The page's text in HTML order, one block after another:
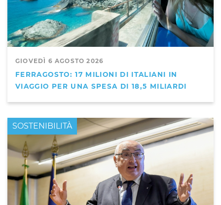
GIOVEDÌ 6 AGOSTO 2026
FERRAGOSTO: 17 MILIONI DI ITALIANI IN
VIAGGIO PER UNA SPESA DI 18,5 MILIARDI
PRIMO PIANO
SOSTENIBILITÀ